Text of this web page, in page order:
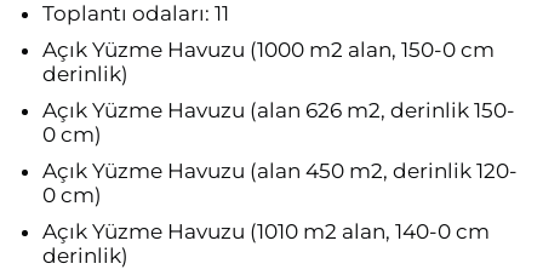
Toplantı odaları: 11
Açık Yüzme Havuzu (1000 m2 alan, 150-0 cm
derinlik)
Açık Yüzme Havuzu (alan 626 m2, derinlik 150-
0 cm)
Açık Yüzme Havuzu (alan 450 m2, derinlik 120-
0 cm)
Açık Yüzme Havuzu (1010 m2 alan, 140-0 cm
derinlik)